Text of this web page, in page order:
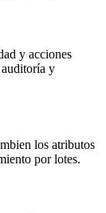
y acciones
auditoría y
los atributos
por lotes.